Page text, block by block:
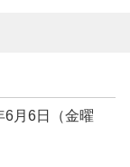
6月6日（金曜